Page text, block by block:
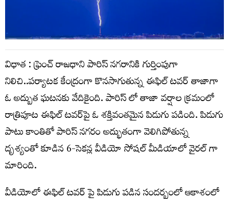
విధాత : ఫ్రెంచ్ రాజధాని పారిస్ నగరానికి గుర్తింపుగా
నిలిచి..పర్యాటక కేంద్రంగా కొనసాగుతున్న ఈఫిల్ టవర్ తాజాగా
ఓ అద్బుత ఘటనకు వేదికైంది. పారిస్ లో తాజా వర్షాల క్రమంలో
రాత్రిపూట ఈఫిల్ టవర్‌పై ఓ శక్తివంతమైన పిడుగు పడింది. పిడుగు
పాటు కాంతితో పారిస్ నగరం అద్భుతంగా వెలిగిపోతున్న
దృశ్యంతో కూడిన 6-సెకన్ల వీడియో సోషల్ మీడియాలో వైరల్ గా
మారింది.
వీడియోలో ఈఫిల్ టవర్ పై పిడుగు పడిన సందర్బంలో ఆకాశంలో